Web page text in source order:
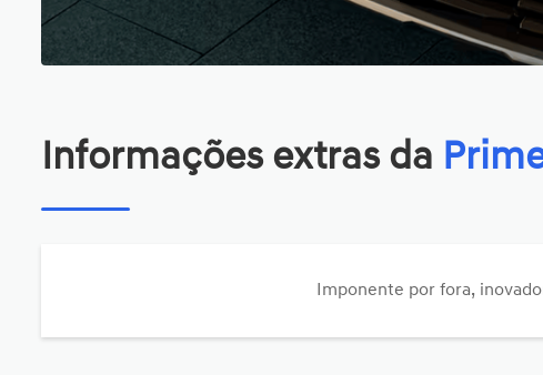
Informações extras da
Imponente por fora,